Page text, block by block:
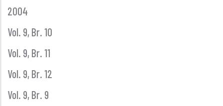
2004
Vol. 9, Br. 10
Vol. 9, Br. 11
Vol. 9, Br. 12
Vol. 9, Br. 9